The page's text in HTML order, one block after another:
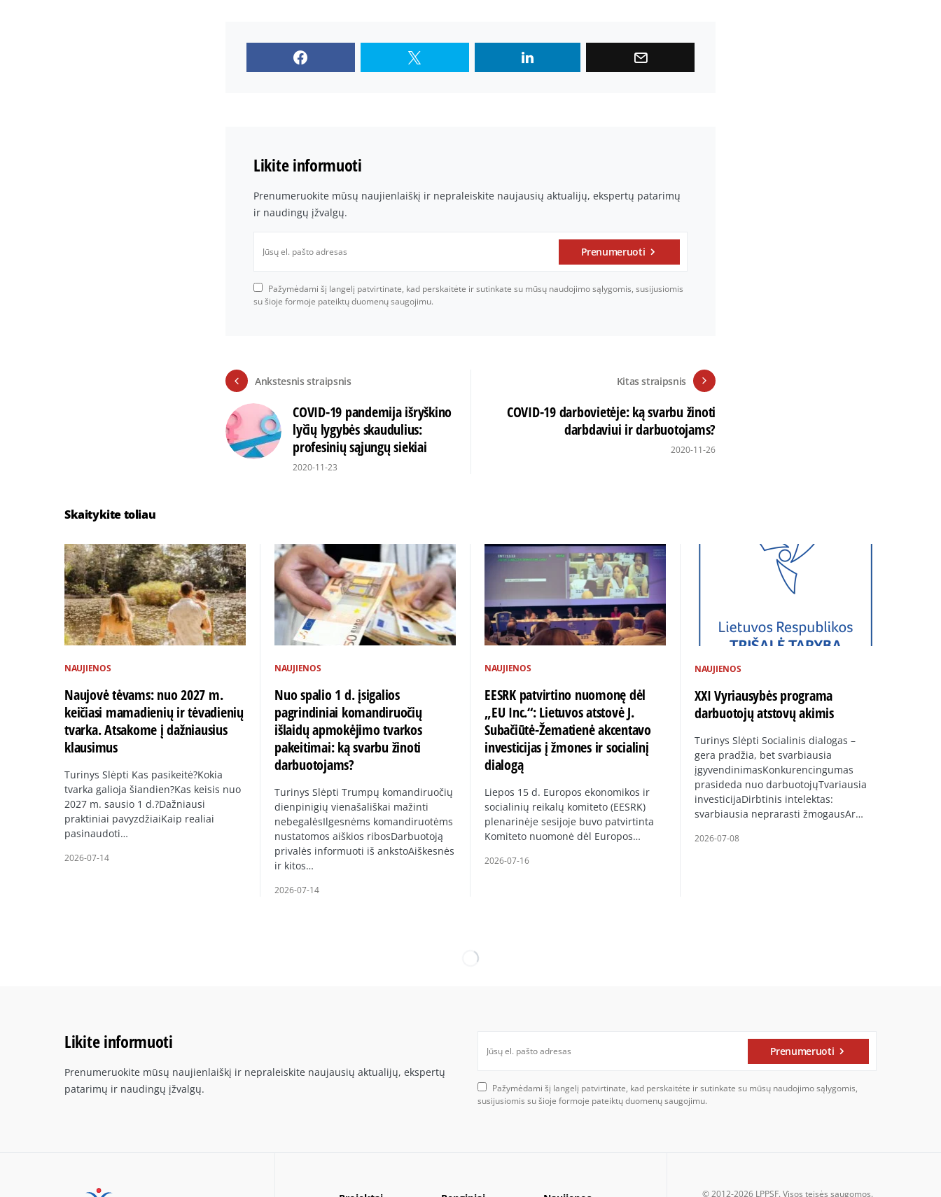
Likite informuoti
Prenumeruokite mūsų naujienlaiškį ir nepraleiskite naujausių aktualijų, ekspertų patarimų
ir naudingų įžvalgų.
Prenumeruoti
Pažymėdami šį langelį patvirtinate, kad perskaitėte ir sutinkate su mūsų naudojimo sąlygomis, susijusiomis
su šioje formoje pateiktų duomenų saugojimu.
Ankstesnis straipsnis
COVID-19 pandemija išryškino
lyčių lygybės skaudulius:
profesinių sąjungų siekiai
2020-11-23
Kitas straipsnis
COVID-19 darbovietėje: ką svarbu žinoti
darbdaviui ir darbuotojams?
2020-11-26
Skaitykite toliau
NAUJIENOS
Naujovė tėvams: nuo 2027 m.
keičiasi mamadienių ir tėvadienių
tvarka. Atsakome į dažniausius
klausimus
Turinys Slėpti Kas pasikeitė?Kokia
tvarka galioja šiandien?Kas keisis nuo
2027 m. sausio 1 d.?Dažniausi
praktiniai pavyzdžiaiKaip realiai
pasinaudoti…
2026-07-14
NAUJIENOS
Nuo spalio 1 d. įsigalios
pagrindiniai komandiruočių
išlaidų apmokėjimo tvarkos
pakeitimai: ką svarbu žinoti
darbuotojams?
Turinys Slėpti Trumpų komandiruočių
dienpinigių vienašališkai mažinti
nebegalėsIlgesnėms komandiruotėms
nustatomos aiškios ribosDarbuotoją
privalės informuoti iš ankstoAiškesnės
ir kitos…
2026-07-14
NAUJIENOS
EESRK patvirtino nuomonę dėl
„EU Inc.“: Lietuvos atstovė J.
Subačiūtė-Žematienė akcentavo
investicijas į žmones ir socialinį
dialogą
Liepos 15 d. Europos ekonomikos ir
socialinių reikalų komiteto (EESRK)
plenarinėje sesijoje buvo patvirtinta
Komiteto nuomonė dėl Europos…
2026-07-16
NAUJIENOS
XXI Vyriausybės programa
darbuotojų atstovų akimis
Turinys Slėpti Socialinis dialogas –
gera pradžia, bet svarbiausia
įgyvendinimasKonkurencingumas
prasideda nuo darbuotojųTvariausia
investicijaDirbtinis intelektas:
svarbiausia neprarasti žmogausAr…
2026-07-08
Likite informuoti
Prenumeruokite mūsų naujienlaiškį ir nepraleiskite naujausių aktualijų, ekspertų
patarimų ir naudingų įžvalgų.
Prenumeruoti
Pažymėdami šį langelį patvirtinate, kad perskaitėte ir sutinkate su mūsų naudojimo sąlygomis,
susijusiomis su šioje formoje pateiktų duomenų saugojimu.
© 2012-2026 LPPSF. Visos teisės saugomos.